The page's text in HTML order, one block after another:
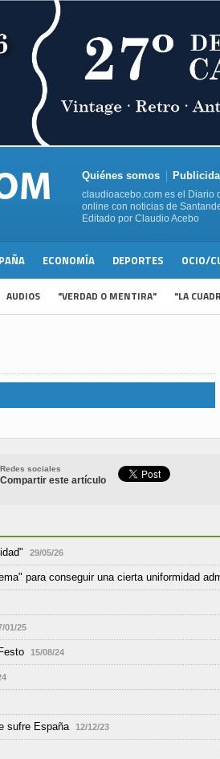
Quiénes somos
claudioacebo.com es el Diario
online con noticias de
Editado por Claudio Acebo
ECONOMÍA DEPORTES OCIO/
AUDIOS "VERDAD O MENTIRA" "LA
Redes sociales
Compartir este artículo
29/05/26
para conseguir una cierta uniformidad
01/25
15/08/24
sufre España 12/12/23